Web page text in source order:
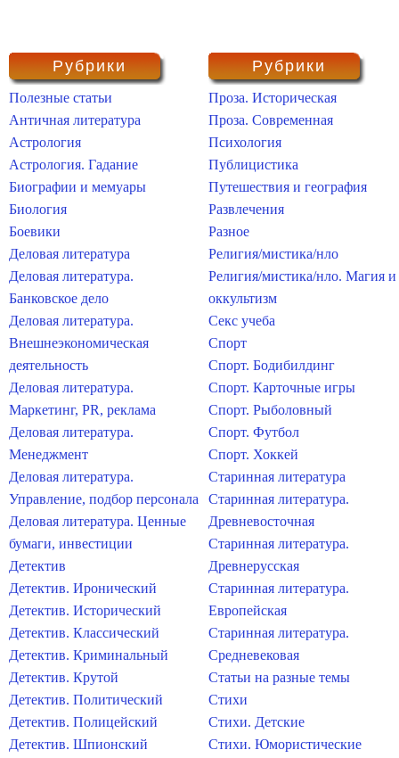
Рубрики
Полезные статьи
Античная литература
Астрология
Астрология. Гадание
Биографии и мемуары
Биология
Боевики
Деловая литература
Деловая литература.
Банковское дело
Деловая литература.
Внешнеэкономическая
деятельность
Деловая литература.
Маркетинг, PR, реклама
Деловая литература.
Менеджмент
Деловая литература.
Управление, подбор персонала
Деловая литература. Ценные
бумаги, инвестиции
Детектив
Детектив. Иронический
Детектив. Исторический
Детектив. Классический
Детектив. Криминальный
Детектив. Крутой
Детектив. Политический
Детектив. Полицейский
Детектив. Шпионский
Рубрики
Проза. Историческая
Проза. Современная
Психология
Публицистика
Путешествия и география
Развлечения
Разное
Религия/мистика/нло
Религия/мистика/нло. Магия и
оккультизм
Секс учеба
Спорт
Спорт. Бодибилдинг
Спорт. Карточные игры
Спорт. Рыболовный
Спорт. Футбол
Спорт. Хоккей
Старинная литература
Старинная литература.
Древневосточная
Старинная литература.
Древнерусская
Старинная литература.
Европейская
Старинная литература.
Средневековая
Статьи на разные темы
Стихи
Стихи. Детские
Стихи. Юмористические